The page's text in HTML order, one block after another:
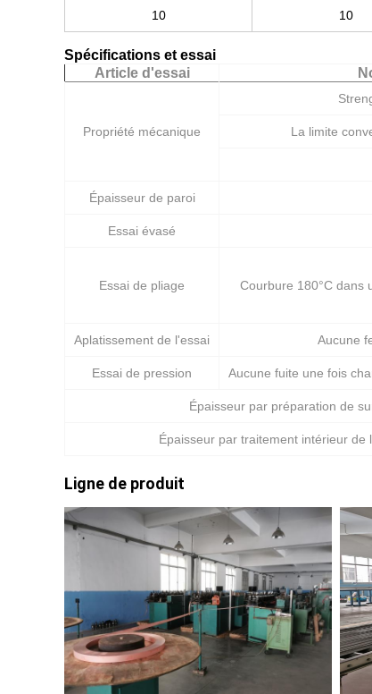
10 10
Spécifications et essai
Article d'essai
Propriété mécanique La limite
Épaisseur de paroi
Essai évasé
Essai de pliage Courbure 180°C dans
Aplatissement de l'essai Aucune
Essai de pression Aucune fuite une fois
Épaisseur par préparation de
Épaisseur par traitement intérieur de
Ligne de produit